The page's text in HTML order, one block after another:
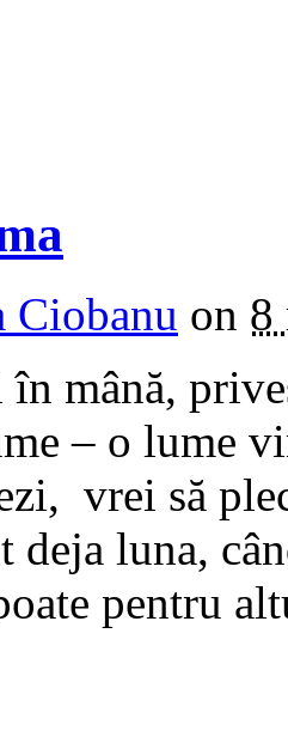
Ciobanu on 8
mână,
– o lume
vrei să
deja luna,
pentru